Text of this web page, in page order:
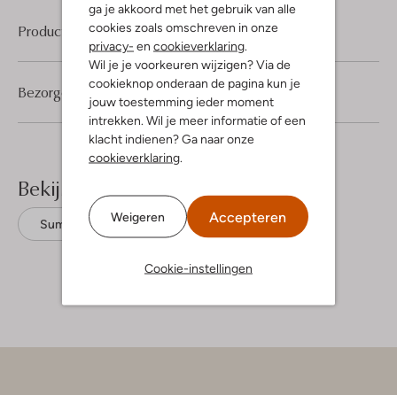
ga je akkoord met het gebruik van alle
cookies zoals omschreven in onze
privacy- en cookieverklaring.
Wil je je voorkeuren wijzigen? Via de
cookieknop onderaan de pagina kun je
jouw toestemming ieder moment
intrekken. Wil je meer informatie of een
klacht indienen? Ga naar onze
cookieverklaring.
Weigeren Accepteren
Cookie-instellingen
Product informatie
Bezorgen & retourneren
Bekijk meer
Summum Katoen